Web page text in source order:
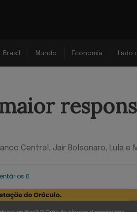
Brasil Mundo Economia Lado
Central, Jair Bolsonaro, Lula e
0